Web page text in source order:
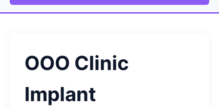
ООО Clinic
Implant